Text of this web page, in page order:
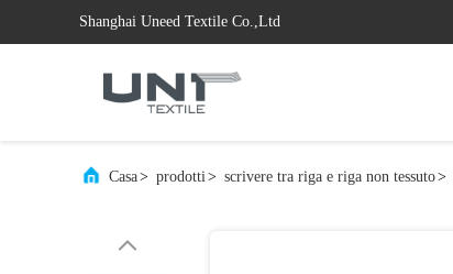
Shanghai Uneed Textile Co.,Ltd
Casa> prodotti> scrivere tra riga e riga non tessuto>